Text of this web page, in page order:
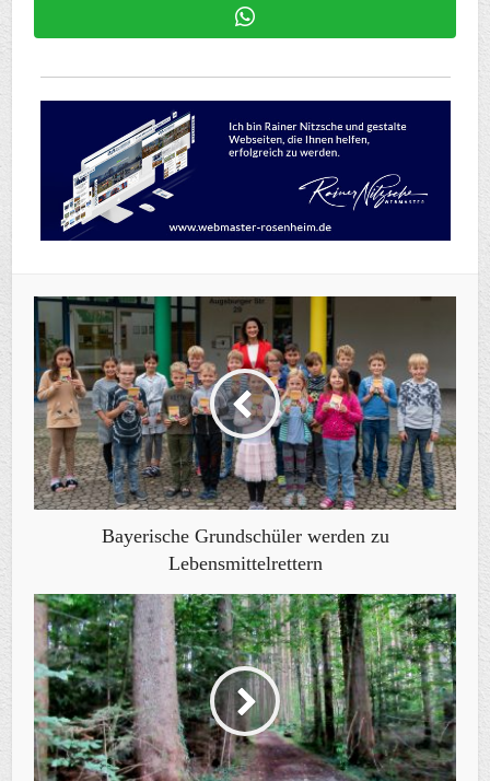
Bayerische Grundschüler werden zu
Lebensmittelrettern